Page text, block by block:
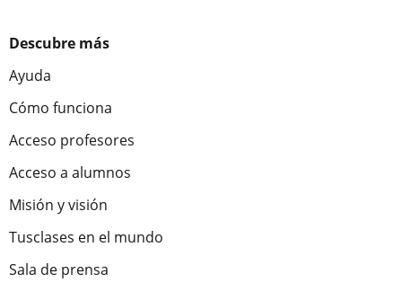
Descubre más
Ayuda
Cómo funciona
Acceso profesores
Acceso a alumnos
Misión y visión
Tusclases en el mundo
Sala de prensa